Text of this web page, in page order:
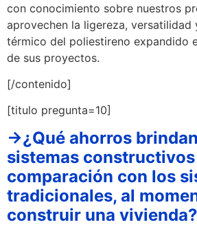
con conocimiento sobre nuestros
aprovechen la ligereza, versatilidad
térmico del poliestireno expandido
de sus proyectos.
[/contenido]
[titulo pregunta=10]
→¿Qué ahorros
sistemas constructivos
comparación con los
tradicionales, al
construir una vivienda?